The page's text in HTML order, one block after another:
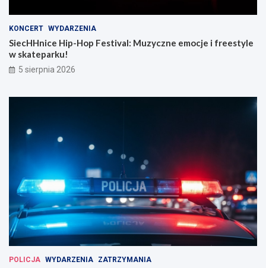
KONCERT WYDARZENIA
SiecHHnice Hip-Hop Festival: Muzyczne emocje i freestyle
w skateparku!
5 sierpnia 2026
POLICJA WYDARZENIA ZATRZYMANIA